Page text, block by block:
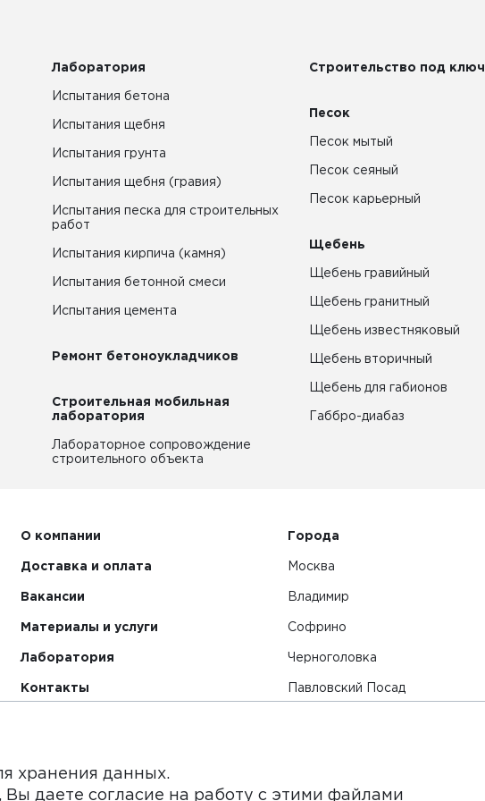
Лаборатория
Испытания бетона
Испытания щебня
Испытания грунта
Испытания щебня (гравия)
Испытания песка для строительных
работ
Испытания кирпича (камня)
Испытания бетонной смеси
Испытания цемента
Ремонт бетоноукладчиков
Строительная мобильная
лаборатория
Лабораторное сопровождение
строительного объекта
Строительство под ключ
Песок
Песок мытый
Песок сеяный
Песок карьерный
Щебень
Щебень гравийный
Щебень гранитный
Щебень известняковый
Щебень вторичный
Щебень для габионов
Габбро-диабаз
О компании
Доставка и оплата
Вакансии
Материалы и услуги
Лаборатория
Контакты
Города
Москва
Владимир
Софрино
Черноголовка
Павловский Посад
хранения данных.
Вы даете согласие на работу с этими файлами